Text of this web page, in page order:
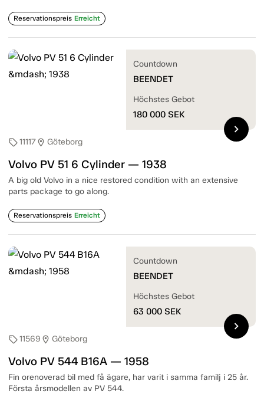
Reservationspreis Erreicht
sell11117location_on Göteborg
Volvo PV 51 6 Cylinder — 1938
A big old Volvo in a nice restored condition with an extensive
parts package to go along.
Reservationspreis Erreicht
Countdown
BEENDET
Höchstes Gebot
180 000 SEK
chevron_right
sell11569 location_on Göteborg
Volvo PV 544 B16A — 1958
Fin orenoverad bil med få ägare, har varit i samma familj i 25 år.
Första årsmodellen av PV 544.
Countdown
BEENDET
Höchstes Gebot
63 000 SEK
chevron_right